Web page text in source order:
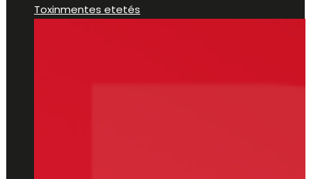
Toxinmentes etetés